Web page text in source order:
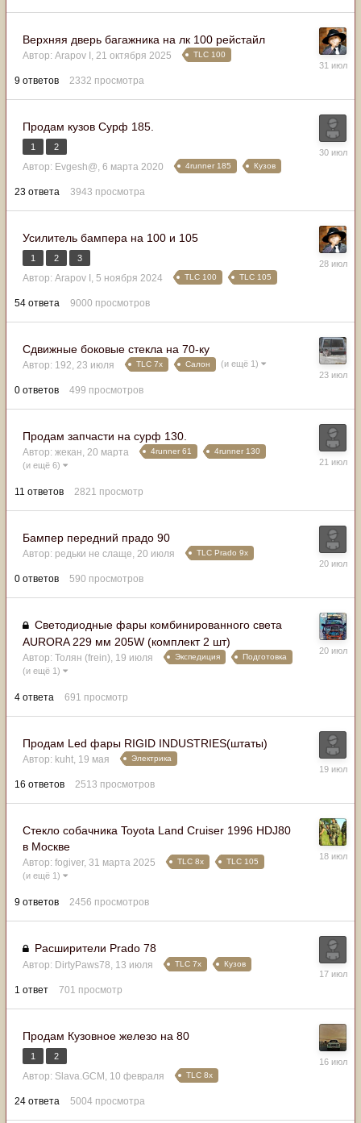
Верхняя дверь багажника на лк 100 рейстайл
Автор: Arapov I , 21 октября 2025 TLC 100
9 ответов 2332 просмотра
31
Продам кузов Сурф 185.
1 2
Автор: Evgesh@, 6 марта 2020 4runner 185 Кузов
23 ответа 3943 просмотра
30
Усилитель бампера на 100 и 105
1 2 3
Автор: Arapov I , 5 ноября 2024 TLC 100 TLC 105
54 ответа 9000 просмотров
28
Сдвижные боковые стекла на 70-ку
Автор: 192, 23 июля TLC 7x Салон (и ещё 1)
0 ответов 499 просмотров
23
Продам запчасти на сурф 130.
Автор: жекан, 20 марта 4runner 61 4runner 130
(и ещё 6)
11 ответов 2821 просмотр
21
Бампер передний прадо 90
Автор: редьки не слаще, 20 июля TLC Prado 9x
0 ответов 590 просмотров
20
Светодиодные фары комбинированного света
AURORA 229 мм 205W (комплект 2 шт)
Автор: Толян (frein), 19 июля Экспедиция Подготовка
(и ещё 1)
4 ответа 691 просмотр
20
Продам Led фары RIGID INDUSTRIES(штаты)
Автор: kuht, 19 мая Электрика
16 ответов 2513 просмотров
19
Стекло собачника Toyota Land Cruiser 1996 HDJ80
в Москве
Автор: fogiver, 31 марта 2025 TLC 8x TLC 105
(и ещё 1)
9 ответов 2456 просмотров
18
Расширители Prado 78
Автор: DirtyPaws78, 13 июля TLC 7x Кузов
1 ответ 701 просмотр
17
Продам Кузовное железо на 80
1 2
Автор: Slava.GCM , 10 февраля TLC 8x
24 ответа 5004 просмотра
16